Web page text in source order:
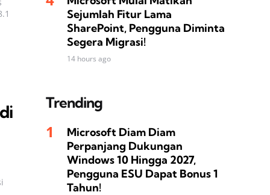
Sejumlah Fitur Lama
SharePoint, Pengguna Diminta
Segera Migrasi!
14 hours ago
Trending
Microsoft Diam Diam
Perpanjang Dukungan
Windows 10 Hingga 2027,
Pengguna ESU Dapat Bonus 1
Tahun!